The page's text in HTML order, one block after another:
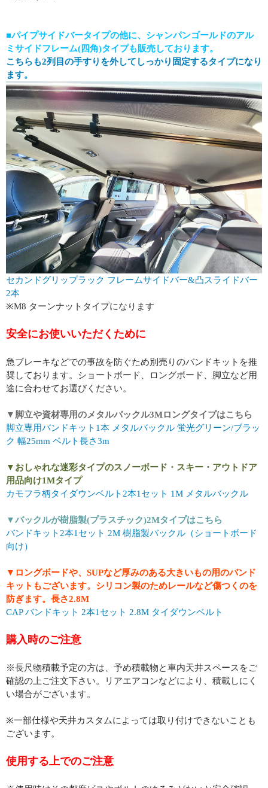
■パイプサイドバータイプの他に、シャンパンゴールドのアル
ミサイドフレーム(四角)タイプも販売しております。
こちらも2列目の手すりを外してしっかり固定するタイプになり
ます。
セカンドグリップラック フレームサイドバー&凸スライドバー
2本
※M8 ターンナットタイプになります
安全にお使いいただくために
急ブレーキなどでの事故を防ぐため別売りのバンドキットを推
奨しております。ショートボード、ロングボード、脚立など用
途に合わせてお選びください。
▼脚立や資材専用のメタルバックル3Mロングタイプはこちら
脚立専用バンドキット1本 メタルバックル 蛍光グリーン/ブラッ
ク 幅25mm ベルト長さ3m
▼おしゃれな迷彩タイプのスノーボード・スキー・アウトドア
用品向け1Mタイプ
カモフラ柄タイダウンベルト2本1セット 1M メタルバックル
▼バックルが樹脂製(プラスチック)2Mタイプはこちら
バンドキット2本1セット 2M 樹脂製バックル（ショートボード
向け）
▼ロングボードや、SUPなど厚みのある大きいもの用のバンド
キットもございます。シリコン製のためレールなど傷つくのを
防ぎます。長さ2.8M
CAP バンドキット 2本1セット 2.8M タイダウンベルト
購入時のご注意
※長尺物積載予定の方は、予め積載物と車内天井スペースをご
確認の上ご注文下さい。リアエアコンなどにより、積載しにく
い場合がございます。
※一部仕様や天井カスタムによっては取り付けできないことも
ございます。
使用する上でのご注意